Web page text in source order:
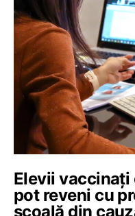
Elevii vaccinați
pot reveni cu
școală din